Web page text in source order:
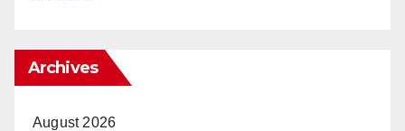
Archives
August 2026